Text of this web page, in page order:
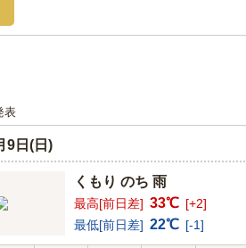
表
9日(日)
くもり のち 雨
最高[前日差] 33℃ [+2]
最低[前日差] 22℃ [-1]